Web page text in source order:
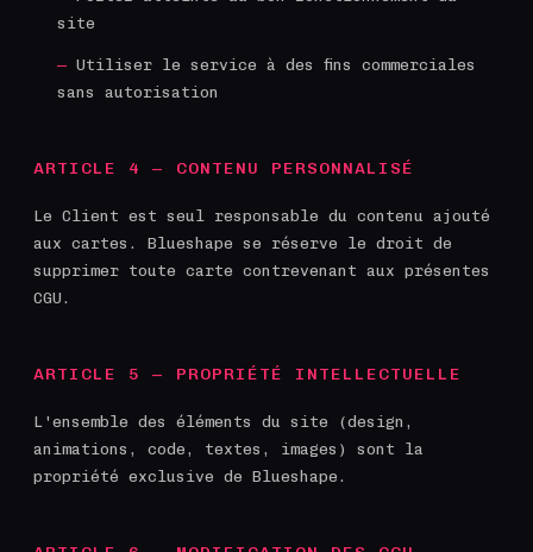
site
Utiliser le service à des fins commerciales
sans autorisation
ARTICLE 4 — CONTENU PERSONNALISÉ
Le Client est seul responsable du contenu ajouté
aux cartes. Blueshape se réserve le droit de
supprimer toute carte contrevenant aux présentes
CGU.
ARTICLE 5 — PROPRIÉTÉ INTELLECTUELLE
L'ensemble des éléments du site (design,
animations, code, textes, images) sont la
propriété exclusive de Blueshape.